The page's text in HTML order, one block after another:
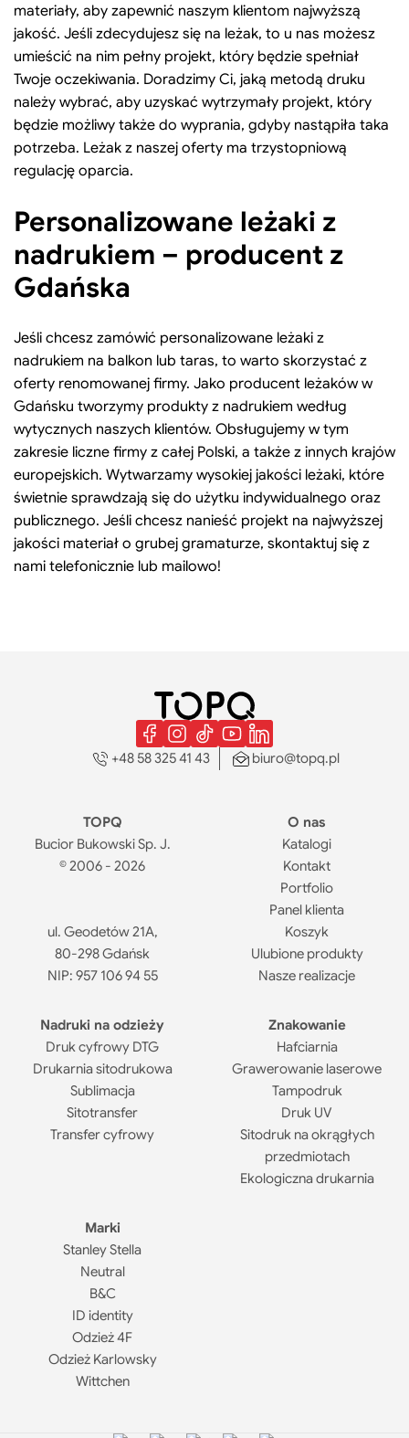
materiały, aby zapewnić naszym klientom najwyższą
jakość. Jeśli zdecydujesz się na leżak, to u nas możesz
umieścić na nim pełny projekt, który będzie spełniał
Twoje oczekiwania. Doradzimy Ci, jaką metodą druku
należy wybrać, aby uzyskać wytrzymały projekt, który
będzie możliwy także do wyprania, gdyby nastąpiła taka
potrzeba. Leżak z naszej oferty ma trzystopniową
regulację oparcia.
Personalizowane leżaki z
nadrukiem – producent z
Gdańska
Jeśli chcesz zamówić personalizowane leżaki z
nadrukiem na balkon lub taras, to warto skorzystać z
oferty renomowanej firmy. Jako producent leżaków w
Gdańsku tworzymy produkty z nadrukiem według
wytycznych naszych klientów. Obsługujemy w tym
zakresie liczne firmy z całej Polski, a także z innych krajów
europejskich. Wytwarzamy wysokiej jakości leżaki, które
świetnie sprawdzają się do użytku indywidualnego oraz
publicznego. Jeśli chcesz nanieść projekt na najwyższej
jakości materiał o grubej gramaturze, skontaktuj się z
nami telefonicznie lub mailowo!
+48 58 325 41 43 biuro@topq.pl
TOPQ
Bucior Bukowski Sp. J.
© 2006 - 2026
ul. Geodetów 21A,
80-298 Gdańsk
NIP: 957 106 94 55
O nas
Katalogi
Kontakt
Portfolio
Panel klienta
Koszyk
Ulubione produkty
Nasze realizacje
Nadruki na odzieży
Druk cyfrowy DTG
Drukarnia sitodrukowa
Sublimacja
Sitotransfer
Transfer cyfrowy
Znakowanie
Hafciarnia
Grawerowanie laserowe
Tampodruk
Druk UV
Sitodruk na okrągłych
przedmiotach
Ekologiczna drukarnia
Marki
Stanley Stella
Neutral
B&C
ID identity
Odzież 4F
Odzież Karlowsky
Wittchen